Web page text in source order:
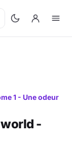
1 - Une odeur
-